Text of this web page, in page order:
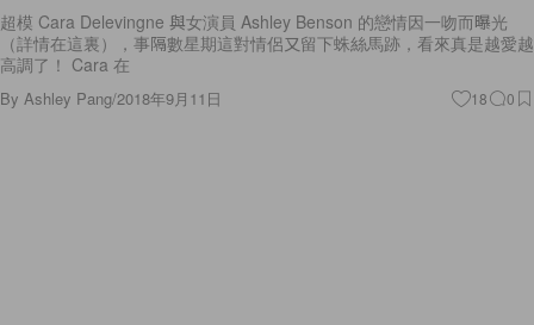
超模 Cara Delevingne 與女演員 Ashley Benson 的戀情因一吻而曝光
（詳情在這裏），事隔數星期這對情侶又留下蛛絲馬跡，看來真是越愛越
高調了！ Cara 在
By Ashley Pang/2018年9月11日 18 0